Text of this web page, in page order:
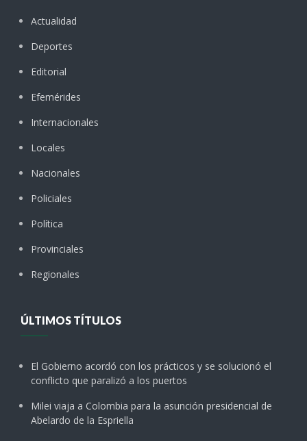
Actualidad
Deportes
Editorial
Efemérides
Internacionales
Locales
Nacionales
Policiales
Política
Provinciales
Regionales
ÚLTIMOS TÍTULOS
El Gobierno acordó con los prácticos y se solucionó el
conflicto que paralizó a los puertos
Milei viaja a Colombia para la asunción presidencial de
Abelardo de la Espriella